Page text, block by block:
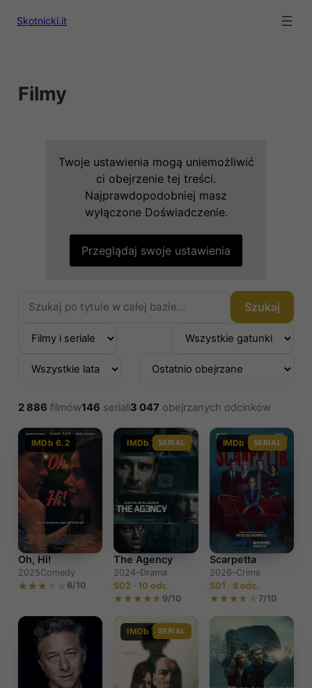
Skotnicki.it
Filmy
Twoje ustawienia mogą uniemożliwić
ci obejrzenie tej treści.
Najprawdopodobniej masz
wyłączone Doświadczenie.
Przeglądaj swoje ustawienia
Szukaj
2 886 filmów146 seriali3 047 obejrzanych odcinków
IMDb 6.2
Oh, Hi!
2025Comedy
6/10
IMDb 7.4SERIAL
The Agency
2024–Drama
S02 · 10 odc.
9/10
IMDb 6.0SERIAL
Scarpetta
2026–Crime
S01 · 8 odc.
7/10
IMDb 7.2SERIAL